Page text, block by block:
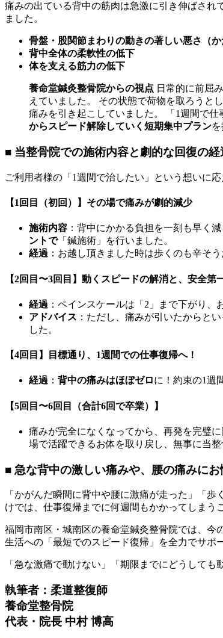
痛みの出ている背中の筋肉は急激に引き伸ばされ
ました。
骨盤・股関節まわりの動きの著しい悪さ（か
背中全体の柔軟性の低下
体を支える筋力の低下
養命堂鍼灸整骨院からの視点 日常的に前屈
えていました。 その状態で荷物を取ろうと
痛みを引き起こしていました。 「1週間で
からスピード解除していく短期集中プラン
■ 当整骨院での施術内容と劇的な回復の経
ご利用者様の「1週間で治したい」という想いに
【1回目（初回）】その場で痛みが劇的減少
施術内容 ：背中にかかる負担を一刻も早く
ントで「鍼施術」を行いました。
経過 ：お越し頂きました時は歩くのも辛そう
【2回目〜3回目】動くスピードの解消と、安全第
経過 ：ペインスケールは「2」まで下がり
アドバイス ：ただし、痛みが引いたからと
した。
【4回目】目標通り、1週間での仕事復帰へ！
経過 ： 背中の痛みはほぼゼロに！約束の1週
【5回目〜6回目（合計6回で卒業）】
痛みが完全になくなってから、再発を完璧
場で活躍できるお体を取り戻し、無事に当整
■ 急な背中の激しい痛みや、腰の痛みに
「かがんだ瞬間に背中や腰に激痛が走った」「
けでは、仕事復帰までに何週間もかかってしまう
福岡市南区・城南区の養命堂鍼灸整骨院では、今
生活への「最短でのスピード復帰」を全力でサポ
「急な激痛で動けない」「期限までにどうして
執筆者：柔道整復師
養命堂整骨院
代表・院長 中村 博高